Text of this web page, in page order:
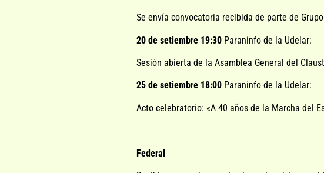
Se envía convocatoria recibida de parte de
20 de setiembre 19:30 Paraninfo de la Udelar:
Sesión abierta de la Asamblea General del
25 de setiembre 18:00 Paraninfo de la Udelar:
Acto celebratorio: «A 40 años de la Marcha del
Federal